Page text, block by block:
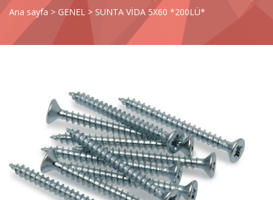
Ana sayfa > GENEL > SUNTA VİDA 5X60 *200LÜ*